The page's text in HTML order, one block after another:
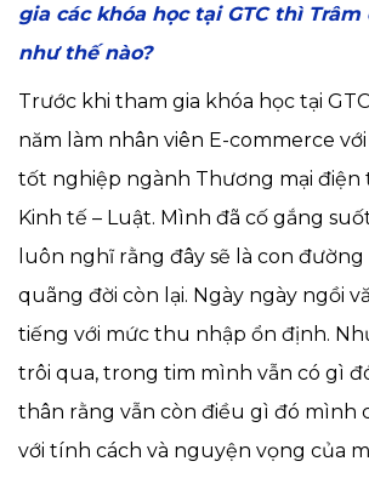
gia các khóa học tại GTC thì
như thế nào?
Trước khi tham gia khóa học tại
năm làm nhân viên E-commerce
tốt nghiệp ngành Thương mại điện
Kinh tế – Luật. Mình đã cố gắng
luôn nghĩ rằng đây sẽ là con
quãng đời còn lại. Ngày ngày ngồi
tiếng với mức thu nhập ổn định.
trôi qua, trong tim mình vẫn có gì
thân rằng vẫn còn điều gì đó mình
với tính cách và nguyện vọng của